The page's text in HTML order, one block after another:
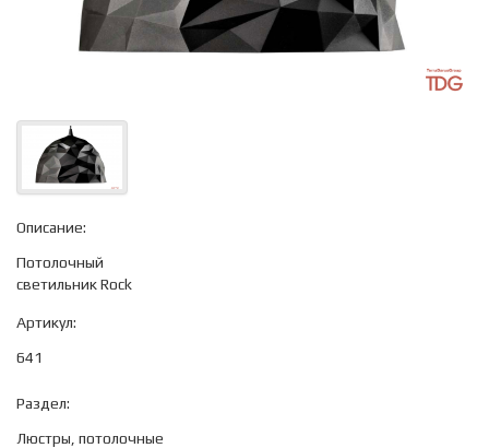
Описание:
Потолочный
светильник Rock
Артикул:
641
Раздел:
Люстры, потолочные